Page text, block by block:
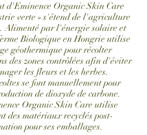
d'Eminence Organic Skin Care
verte » s'étend de l'agriculture
Alimenté par l'énergie solaire et
Biologique en Hongrie utilise
géothermique pour récolter
des zones contrôlées afin d'éviter
les fleurs et les herbes.
se font manuellement pour
de dioxyde de carbone.
Organic Skin Care utilise
des matériaux recyclés post-
pour ses emballages.